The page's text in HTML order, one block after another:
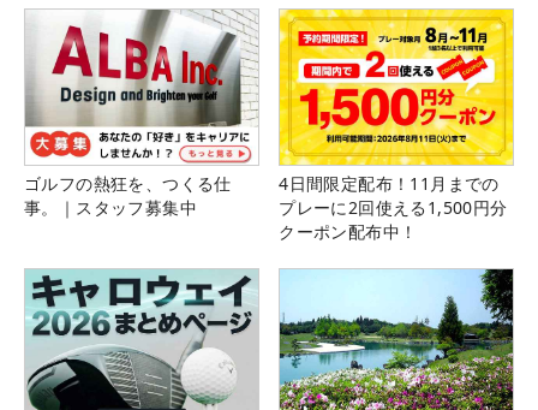
ゴルフの熱狂を、つくる仕
事。｜スタッフ募集中
4日間限定配布！11月までの
プレーに2回使える1,500円分
クーポン配布中！